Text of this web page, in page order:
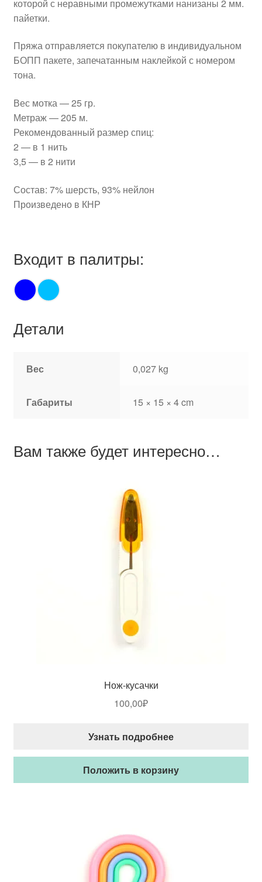
которой с неравными промежутками нанизаны 2 мм.
пайетки.
Пряжа отправляется покупателю в индивидуальном
БОПП пакете, запечатанным наклейкой с номером
тона.
Вес мотка — 25 гр.
Метраж — 205 м.
Рекомендованный размер спиц:
2 — в 1 нить
3,5 — в 2 нити
Состав: 7% шерсть, 93% нейлон
Произведено в КНР
Входит в палитры:
Детали
Вес 0,027 kg
Габариты 15 × 15 × 4 cm
Вам также будет интересно…
Нож-кусачки
100,00₽
Узнать подробнее
Положить в корзину